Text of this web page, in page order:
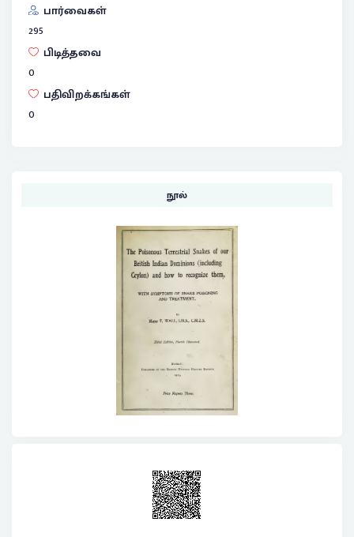
பார்வைகள்
295
பிடித்தவை
0
பதிவிறக்கங்கள்
0
நூல்